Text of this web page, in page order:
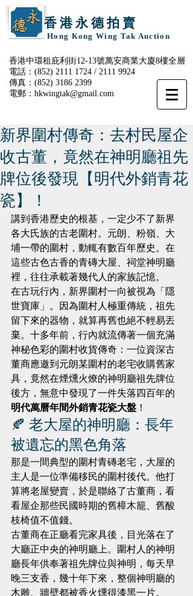
香 港 永 德 拍 賣
Hong Kong Wing Tak Auction
香港中環租庇利街12-13號萬安商業大廈8樓全層
電話：(852) 2111 1724 / 2111 9924
傳真：(852) 3186 2399
電郵： hkwingtak@gmail.com
新界圍村傳奇：去村民屋企
收古董，竟然在神明廳祖先
牌位後發現【明代外銷青花
瓷】！
講到香港歷史的根基，一定少不了新界
各大氏族的古老圍村。元朗、粉嶺、大
埔一帶的圍村，動輒有數百年歷史。在
這些古色古香的青磚大屋、祠堂神明廳
裡，往往承載著幾代人的家族記憶。
在古玩行內，新界圍村一向被視為「隱
世寶庫」。因為圍村人極重傳統，祖先
留下來的器物，就算再舊也絕不輕易丟
棄。十多年前，行內就流傳著一個充滿
神秘色彩的圍村收貨傳奇：一位資深古
董商應邀到元朗某圍村的老宅收購舊家
具，竟然在煙燻火燎的神明廳祖先牌位
後方，無意中發現了一件失落四百年的
明代萬曆年間外銷青花瓷大盤 ！
🍂 老大屋的神明廳：長年
被遺忘的黑色角落
那是一間典型的圍村青磚老宅，大屋的
主人是一位準備移民的圍村後代。他打
算將老屋變賣，於是聯絡了古董商，看
看屋企那些民國時期的舊樟木籠、舊酸
枝椅值不值錢。
古董商在正廳看完家具後，目光落在了
大廳正中央的神明廳上。圍村人的神明
廳長年供奉著祖先牌位與神明，每天早
晚三支香，幾十年下來，整個神明廳的
木雕、牆壁都被香火燻得漆黑一片。